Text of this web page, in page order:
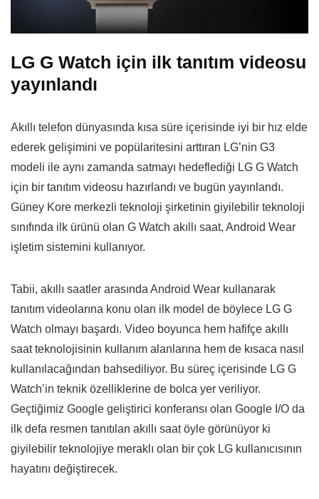
LG G Watch için ilk tanıtım videosu
yayınlandı
Akıllı telefon dünyasında kısa süre içerisinde iyi bir hız elde
ederek gelişimini ve popülaritesini arttıran LG’nin G3
modeli ile aynı zamanda satmayı hedeflediği LG G Watch
için bir tanıtım videosu hazırlandı ve bugün yayınlandı.
Güney Kore merkezli teknoloji şirketinin giyilebilir teknoloji
sınıfında ilk ürünü olan G Watch akıllı saat, Android Wear
işletim sistemini kullanıyor.
Tabii, akıllı saatler arasında Android Wear kullanarak
tanıtım videolarına konu olan ilk model de böylece LG G
Watch olmayı başardı. Video boyunca hem hafifçe akıllı
saat teknolojisinin kullanım alanlarına hem de kısaca nasıl
kullanılacağından bahsediliyor. Bu süreç içerisinde LG G
Watch’in teknik özelliklerine de bolca yer veriliyor.
Geçtiğimiz Google geliştirici konferansı olan Google I/O da
ilk defa resmen tanıtılan akıllı saat öyle görünüyor ki
giyilebilir teknolojiye meraklı olan bir çok LG kullanıcısının
hayatını değiştirecek.